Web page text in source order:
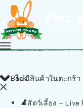
ไม่มีสินค้าในตะกร้า
Back
สัตว์เลี้ยง – Live